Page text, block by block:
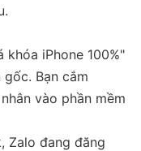
khóa iPhone 100%"
Bạn cắm
vào phần mềm
Zalo đang đăng